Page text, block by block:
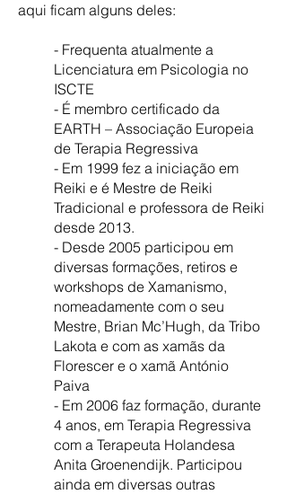
aqui ficam alguns deles:
- Frequenta atualmente a
Licenciatura em Psicologia no
ISCTE
- É membro certificado da
EARTH – Associação Europeia
de Terapia Regressiva
- Em 1999 fez a iniciação em
Reiki e é Mestre de Reiki
Tradicional e professora de Reiki
desde 2013.
- Desde 2005 participou em
diversas formações, retiros e
workshops de Xamanismo,
nomeadamente com o seu
Mestre, Brian Mc’Hugh, da Tribo
Lakota e com as xamãs da
Florescer e o xamã António
Paiva
- Em 2006 faz formação, durante
4 anos, em Terapia Regressiva
com a Terapeuta Holandesa
Anita Groenendijk. Participou
ainda em diversas outras